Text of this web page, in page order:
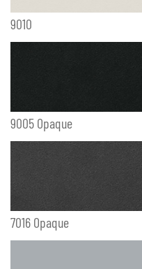
9010
9005 Opaque
7016 Opaque